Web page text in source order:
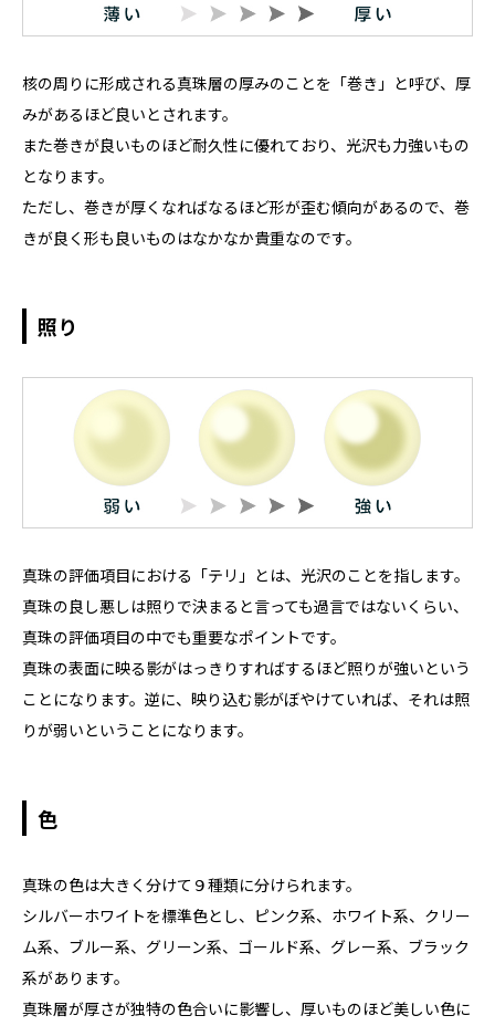
核の周りに形成される真珠層の厚みのことを「巻き」と呼び、厚
みがあるほど良いとされます。
また巻きが良いものほど耐久性に優れており、光沢も力強いもの
となります。
ただし、巻きが厚くなればなるほど形が歪む傾向があるので、巻
きが良く形も良いものはなかなか貴重なのです。
照り
真珠の評価項目における「テリ」とは、光沢のことを指します。
真珠の良し悪しは照りで決まると言っても過言ではないくらい、
真珠の評価項目の中でも重要なポイントです。
真珠の表面に映る影がはっきりすればするほど照りが強いという
ことになります。逆に、映り込む影がぼやけていれば、それは照
りが弱いということになります。
色
真珠の色は大きく分けて９種類に分けられます。
シルバーホワイトを標準色とし、ピンク系、ホワイト系、クリー
ム系、ブルー系、グリーン系、ゴールド系、グレー系、ブラック
系があります。
真珠層が厚さが独特の色合いに影響し、厚いものほど美しい色に